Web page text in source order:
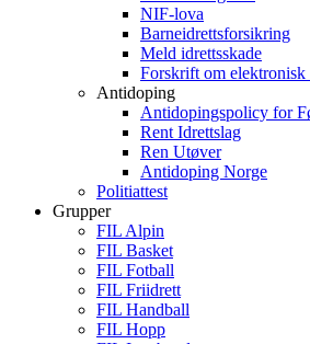
NIF-lova
Barneidrettsforsikring
Meld idrettsskade
Forskrift om elektronisk
Antidoping
Antidopingspolicy for
Rent Idrettslag
Ren Utøver
Antidoping Norge
Politiattest
Grupper
FIL Alpin
FIL Basket
FIL Fotball
FIL Friidrett
FIL Handball
FIL Hopp